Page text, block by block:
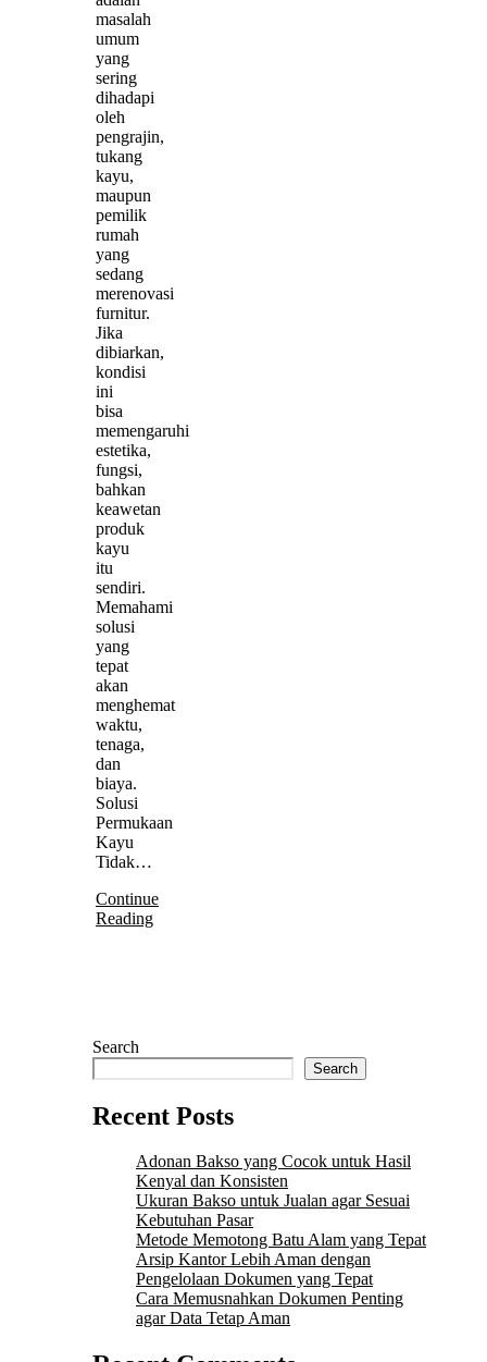
masalah
umum
yang
sering
dihadapi
oleh
pengrajin,
tukang
kayu,
maupun
pemilik
rumah
yang
sedang
merenovasi
furnitur.
Jika
dibiarkan,
kondisi
ini
bisa
memengaruhi
estetika,
fungsi,
bahkan
keawetan
produk
kayu
itu
sendiri.
Memahami
solusi
yang
tepat
akan
menghemat
waktu,
tenaga,
dan
biaya.
Solusi
Permukaan
Kayu
Tidak…
Continue
Reading
Search
Search
Recent Posts
Adonan Bakso yang Cocok untuk Hasil
Kenyal dan Konsisten
Ukuran Bakso untuk Jualan agar Sesuai
Kebutuhan Pasar
Metode Memotong Batu Alam yang Tepat
Arsip Kantor Lebih Aman dengan
Pengelolaan Dokumen yang Tepat
Cara Memusnahkan Dokumen Penting
agar Data Tetap Aman